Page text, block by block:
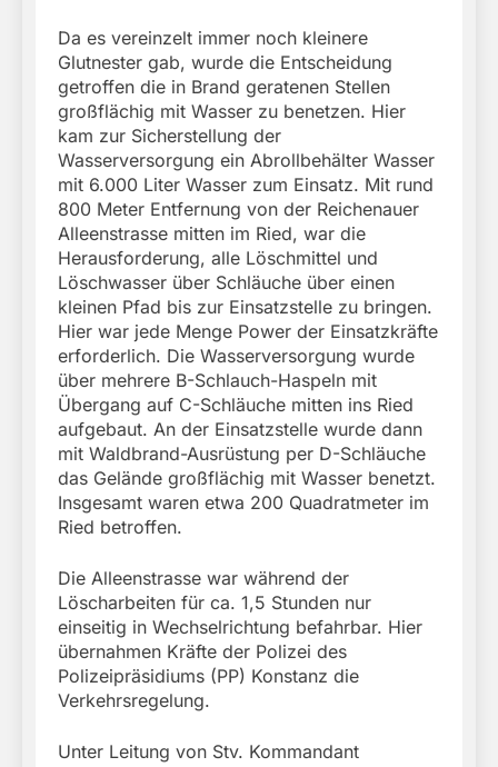
Da es vereinzelt immer noch kleinere
Glutnester gab, wurde die Entscheidung
getroffen die in Brand geratenen Stellen
großflächig mit Wasser zu benetzen. Hier
kam zur Sicherstellung der
Wasserversorgung ein Abrollbehälter Wasser
mit 6.000 Liter Wasser zum Einsatz. Mit rund
800 Meter Entfernung von der Reichenauer
Alleenstrasse mitten im Ried, war die
Herausforderung, alle Löschmittel und
Löschwasser über Schläuche über einen
kleinen Pfad bis zur Einsatzstelle zu bringen.
Hier war jede Menge Power der Einsatzkräfte
erforderlich. Die Wasserversorgung wurde
über mehrere B-Schlauch-Haspeln mit
Übergang auf C-Schläuche mitten ins Ried
aufgebaut. An der Einsatzstelle wurde dann
mit Waldbrand-Ausrüstung per D-Schläuche
das Gelände großflächig mit Wasser benetzt.
Insgesamt waren etwa 200 Quadratmeter im
Ried betroffen.
Die Alleenstrasse war während der
Löscharbeiten für ca. 1,5 Stunden nur
einseitig in Wechselrichtung befahrbar. Hier
übernahmen Kräfte der Polizei des
Polizeipräsidiums (PP) Konstanz die
Verkehrsregelung.
Unter Leitung von Stv. Kommandant